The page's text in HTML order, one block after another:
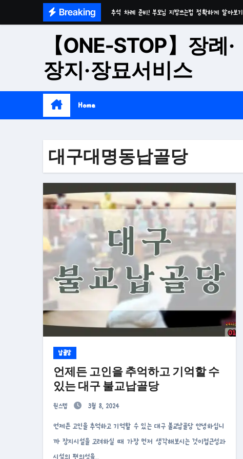
Breaking 추석 차례 준비! 부모님 지방쓰는법 정확하게 알아보기
시간이 흘러도 변함없는 가치 성주 추모공원
치유와 위로의 공간 기독교전용 김천 납골당
재단법인 효심추모공원(현 삼랑진추모공원)
【ONE-STOP】장례·
장지·장묘서비스
Home
대구대명동납골당
납골당
언제든 고인을 추억하고 기억할 수
있는 대구 불교납골당
원스텝 3월 8, 2024
언제든 고인을 추억하고 기억할 수 있는 대구 불교납골당 안녕하십니
까 장지시설을 고려하실 때 가장 먼저 생각해보시는 것이접근성과
시설의 편의성을…